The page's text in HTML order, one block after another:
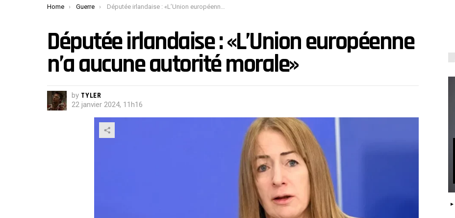
You are here:
Home Guerre Députée irlandaise : «L’Union européenne n’a aucune autorité morale»
Députée irlandaise : «L’Union européenne
n’a aucune autorité morale»
by TYLER
22 janvier 2024, 11h16